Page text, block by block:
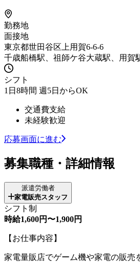
勤務地
面接地
東京都世田谷区上用賀6-6-6
千歳船橋駅、祖師ケ谷大蔵駅、用賀
シフト
1日8時間 週5日からOK
交通費支給
未経験歓迎
応募画面に進む
募集職種・詳細情報
派遣労働者
家電販売スタッフ
シフト制
時給1,600円〜1,900円
【お仕事内容】
家電量販店でゲーム機や家電の販売